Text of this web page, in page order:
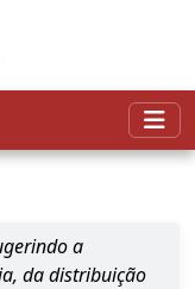
a
da distribuição